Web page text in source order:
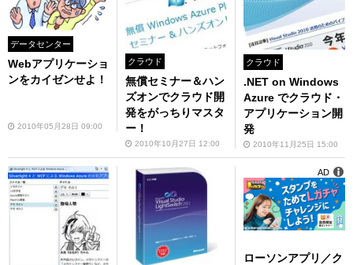
データセンター
Webアプリケーショ
ンをカイゼンせよ！
2010年05月28日 09:00
クラウド
無償セミナー＆ハン
ズオンでクラウド開
発をがっちりマスタ
ー！
2010年10月27日 12:00
クラウド
.NET on Windows
Azure でクラウド・
アプリケーション開
発
2010年11月25日 15:00
ローソンアプリ／ク
AD